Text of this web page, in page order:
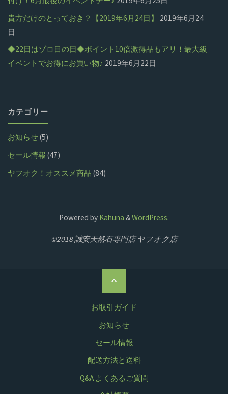
貴方だけのとっておき？【2019年6月24日】
2019年6月24
日
◆22日はゾロ目の日◆ポイント10倍激得品もアリ！最大級
イベントでお得にお買い物♪ 2019年6月22日
カテゴリー
お知らせ(5)
セール情報 (47)
ヤフオク！オススメ商品 (84)
Powered by Kahuna &WordPress.
©2018 誠安天然石専門店 ヤフオク店
お取引ガイド
お知らせ
セール情報
配送方法と送料
Q&A よくあるご質問
ト
ッ
プ
る